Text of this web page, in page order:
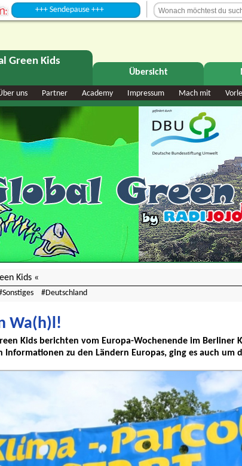
+++ Sendepause +++
Green Kids
Übersicht
uns Partner Academy Impressum Mach mit
Kids
Sonstiges Deutschland
Wa(h)l!
Kids berichten vom Europa-Wochenende im Berliner
Informationen zu den Ländern Europas, ging es auch um